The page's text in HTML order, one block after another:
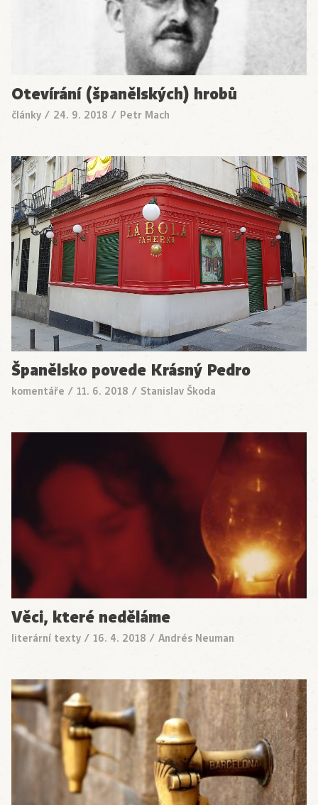
Otevírání (španělských) hrobů
články / 24. 9. 2018 / Petr Mach
Španělsko povede Krásný Pedro
komentáře / 11. 6. 2018 / Stanislav Škoda
Věci, které neděláme
literární texty / 16. 4. 2018 / Andrés Neuman